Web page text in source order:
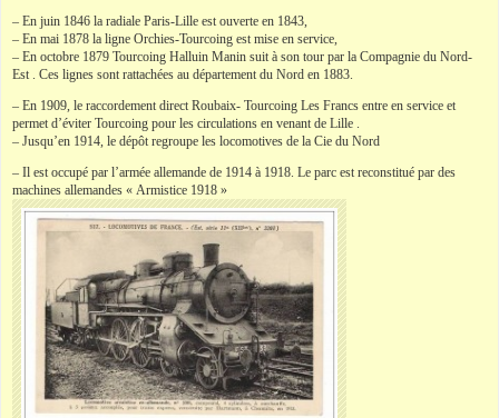
– En juin 1846 la radiale Paris-Lille est ouverte en 1843,
– En mai 1878 la ligne Orchies-Tourcoing est mise en service,
– En octobre 1879 Tourcoing Halluin Manin suit à son tour par la Compagnie du Nord-
Est . Ces lignes sont rattachées au département du Nord en 1883.
– En 1909, le raccordement direct Roubaix- Tourcoing Les Francs entre en service et
permet d’éviter Tourcoing pour les circulations en venant de Lille .
– Jusqu’en 1914, le dépôt regroupe les locomotives de la Cie du Nord
– Il est occupé par l’armée allemande de 1914 à 1918. Le parc est reconstitué par des
machines allemandes « Armistice 1918 »